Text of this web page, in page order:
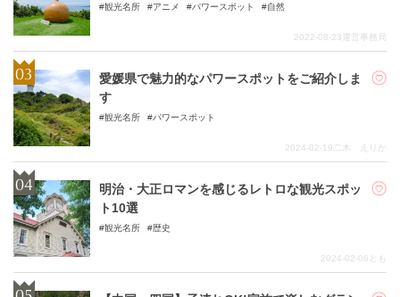
観光名所 アニメ パワースポット 自然
2022-08-23運営事務局
愛媛県で魅力的なパワースポットをご紹介しま
す
観光名所 パワースポット
2024-02-19 二木 えりか
明治・大正ロマンを感じるレトロな観光スポッ
ト10選
観光名所 歴史
2024-02-06 とも